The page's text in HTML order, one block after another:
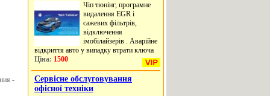
-
Чіп тюнінг, програмне
видалення EGR і
сажевих фільтрів,
відключення
імобілайзерів . Аварійне
відкриття авто у випадку втрати ключа
Ціна: 1500
Сервісне обслуговування
офісної техніки